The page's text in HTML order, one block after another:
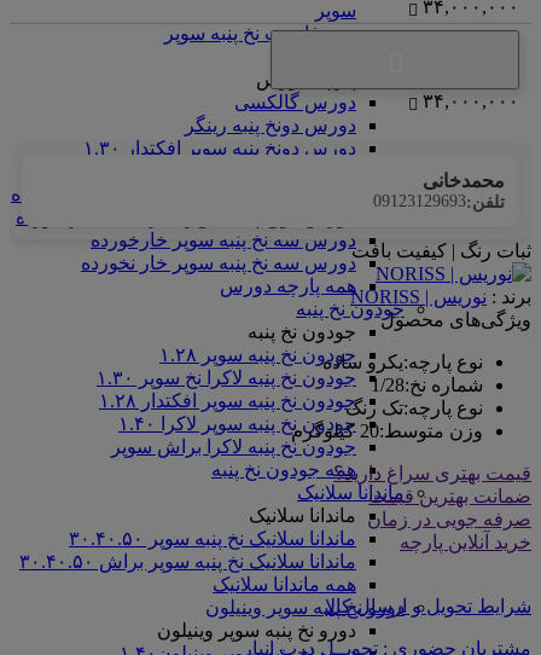
سوپر
همه فانریپ نخ پنبه سوپر
پارچه دورس
دورس گالکسی
دورس دونخ پنبه رینگر
دورس دونخ پنبه سوپر افکتدار ۱.۳۰
دورس سه نخ پنبه سوپر خارخورده
دورس سه نخ پنبه سوپر خار نخورده
همه پارچه دورس
جودون نخ پنبه
جودون نخ پنبه
جودون نخ پنبه سوپر ۱.۲۸
جودون نخ پنبه لاکرا نخ سوپر ۱.۳۰
جودون نخ پنبه سوپر افکتدار ۱.۲۸
جودون نخ پنبه سوپر لاکرا ۱.۴۰
جودون نخ پنبه لاکرا براش سوپر
همه جودون نخ پنبه
ماندانا سلانیک
ماندانا سلانیک
ماندانا سلانیک نخ پنبه سوپر ۳۰.۴۰.۵۰
ماندانا سلانیک نخ پنبه سوپر براش ۳۰.۴۰.۵۰
همه ماندانا سلانیک
دورو نخ پنبه سوپر وینیلون
دورو نخ پنبه سوپر وینیلون
۳۴,۰۰۰,۰۰۰
۳۴,۰۰۰,۰۰۰
محمدخانی
تلفن:09123129693
ثبات رنگ | کیفیت بافت
برند : نوریس | NORISS
ویژگی‌های محصول
نوع پارچه:یکرو ساده
شماره نخ:
1/28
نوع پارچه:تک رنگ
وزن متوسط:20 کیلوگرم
قیمت بهتری سراغ دارید؟
ضمانت بهترین قیمت
صرفه جویی در زمان
خرید آنلاین پارچه
شرایط تحویل و ارسال کالا
مشتریان حضوری : تحویــل درب انبار